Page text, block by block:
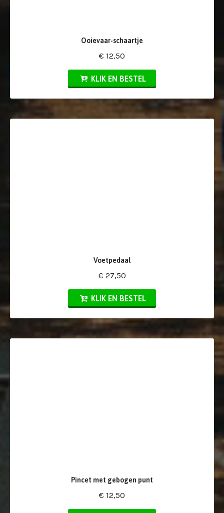
Ooievaar-schaartje
€ 12,50
KLIK EN BESTEL
Voetpedaal
€ 27,50
KLIK EN BESTEL
Pincet met gebogen punt
€ 12,50